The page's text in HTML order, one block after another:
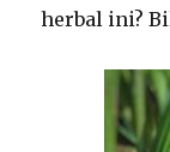
herbal ini?